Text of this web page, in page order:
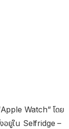
Watch” โดย
อยู่ใน Selfridge –